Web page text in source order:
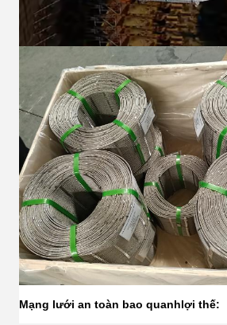
Mạng lưới an toàn bao quanhlợi thế: